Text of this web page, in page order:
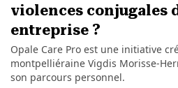
violences conjugales
entreprise ?
Opale Care Pro est une initiative
montpelliéraine Vigdis Morisse-
son parcours personnel.